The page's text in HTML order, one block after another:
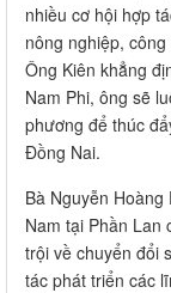
nhiều cơ hội hợp
nông nghiệp,
Ông Kiên khẳng
Nam Phi, ông sẽ
phương để thúc
Đồng Nai.
Bà Nguyễn
Nam tại Phần Lan
trội về chuyển đổi
tác phát triển các